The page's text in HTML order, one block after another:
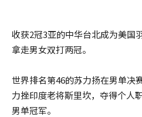
收获2冠3亚的中华台北成为美国
拿走男女双打两冠。
世界排名第46的苏力扬在男单决
力挫印度老将斯里坎，夺得个人
男单冠军。